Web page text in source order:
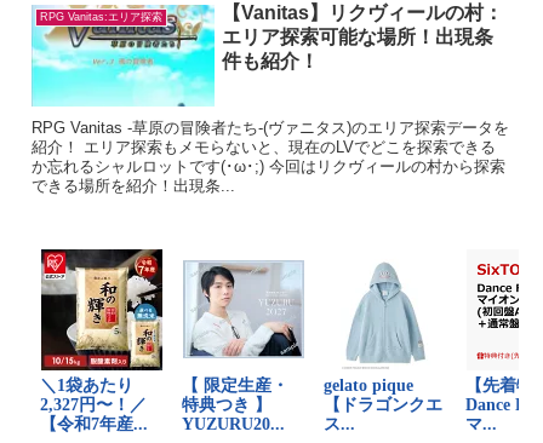
RPG Vanitas:エリア探索
【Vanitas】リクヴィールの村：
エリア探索可能な場所！出現条
件も紹介！
RPG Vanitas -草原の冒険者たち-(ヴァニタス)のエリア探索データを
紹介！ エリア探索もメモらないと、現在のLVでどこを探索できる
か忘れるシャルロットです(･ω･;) 今回はリクヴィールの村から探索
できる場所を紹介！出現条...